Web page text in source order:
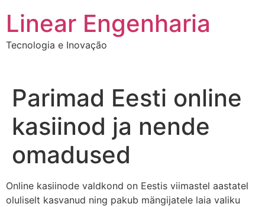
conteúdo
Linear Engenharia
Tecnologia e Inovação
Parimad Eesti online
kasiinod ja nende
omadused
Online kasiinode valdkond on Eestis viimastel aastatel
oluliselt kasvanud ning pakub mängijatele laia valiku